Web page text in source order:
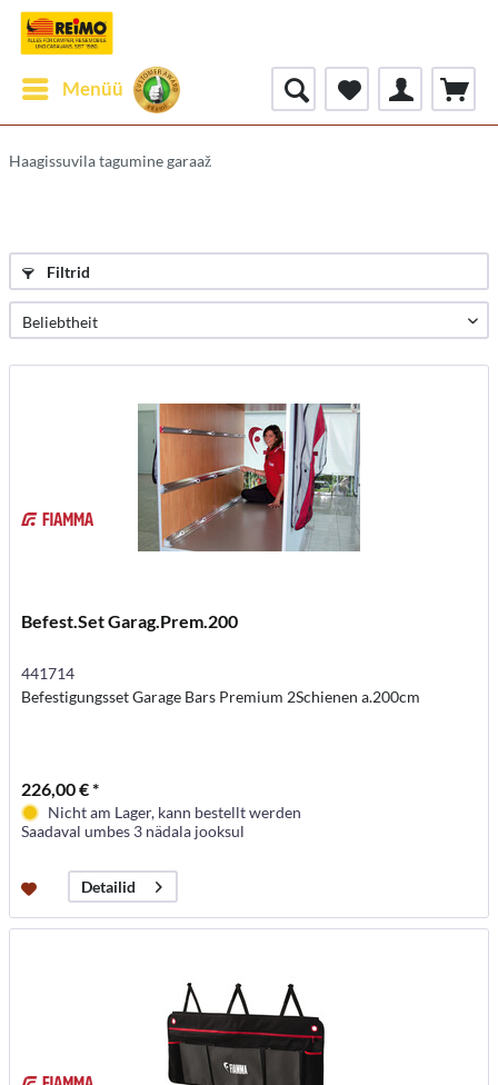
Menüü
Haagissuvila tagumine garaaž
Filtrid
Befest.Set Garag.Prem.200
441714
Befestigungsset Garage Bars Premium 2Schienen a.200cm
226,00 € *
Nicht am Lager, kann bestellt werden
Saadaval umbes 3 nädala jooksul
Detailid